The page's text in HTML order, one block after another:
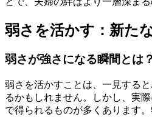
弱さを活かす：新た
弱さが強さになる瞬間とは？
弱さを活かすことは、一見する
るかもしれません。しかし、実
で得られるものが多くあります